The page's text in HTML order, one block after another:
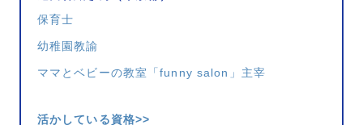
保育士
幼稚園教諭
ママとベビーの教室「funny salon」主宰
活かしている資格>>